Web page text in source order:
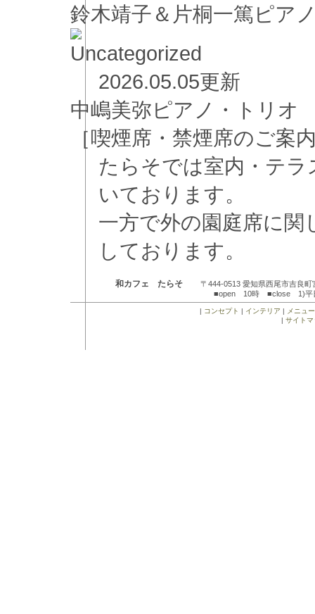
鈴木靖子＆片桐一篤ピア
2026.05.05更新
中嶋美弥ピアノ・トリオ
［喫煙席・禁煙席のご案
たらそでは室内・テ
いております。
一方で外の園庭席に関
しております。
和カフェ たらそ
〒444-0513 愛知県西尾市吉良
■open 10時 ■close 1)平
| コンセプト | インテリア |
メニュー
| サイトマ